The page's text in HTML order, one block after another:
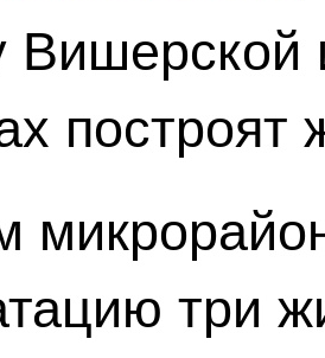
Вишерской
построят
три